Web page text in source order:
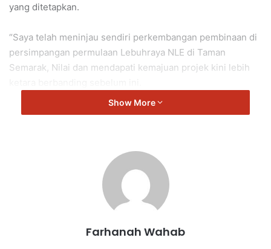
yang ditetapkan.
“Saya telah meninjau sendiri perkembangan pembinaan di
persimpangan permulaan Lebuhraya NLE di Taman
Semarak, Nilai dan mendapati kemajuan projek kini lebih
“Sejak pelantikan kontraktor baharu, pelbagai kerja
“Perkembangan ini amat penting bagi memastikan projek
Lebuhraya NLE dapat disiapkan mengikut jadual yang
Show More
Farhanah Wahab